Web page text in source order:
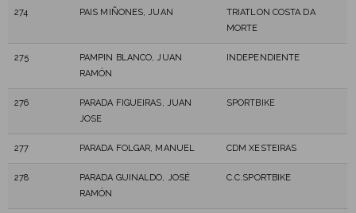
274 PAIS MIÑONES, JUAN
TRIATLON COSTA DA
MORTE
275
PAMPIN BLANCO, JUAN
RAMÓN
INDEPENDIENTE
276
PARADA FIGUEIRAS, JUAN
JOSE
SPORTBIKE
277 PARADA FOLGAR, MANUEL CDM XESTEIRAS
278
PARADA GUINALDO, JOSÉ
RAMÓN
C.C.SPORTBIKE